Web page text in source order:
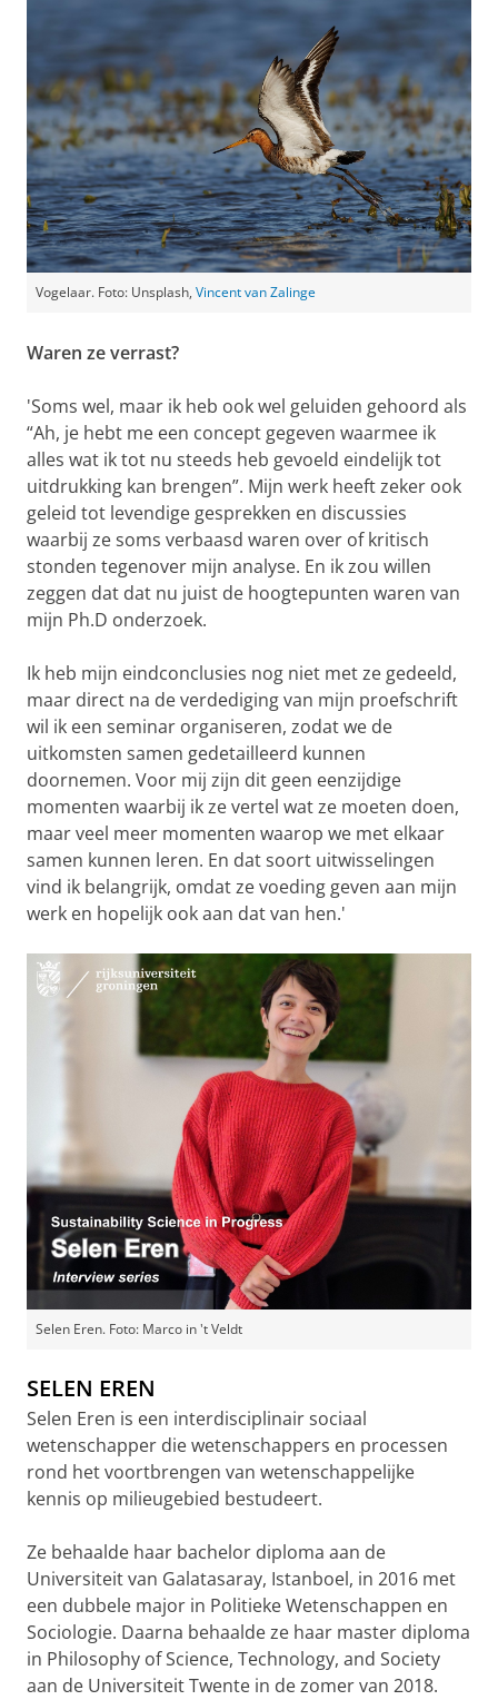
Vogelaar. Foto: Unsplash, Vincent van Zalinge
Waren ze verrast?
'Soms wel, maar ik heb ook wel geluiden gehoord als
“Ah, je hebt me een concept gegeven waarmee ik
alles wat ik tot nu steeds heb gevoeld eindelijk tot
uitdrukking kan brengen”. Mijn werk heeft zeker ook
geleid tot levendige gesprekken en discussies
waarbij ze soms verbaasd waren over of kritisch
stonden tegenover mijn analyse. En ik zou willen
zeggen dat dat nu juist de hoogtepunten waren van
mijn Ph.D onderzoek.
Ik heb mijn eindconclusies nog niet met ze gedeeld,
maar direct na de verdediging van mijn proefschrift
wil ik een seminar organiseren, zodat we de
uitkomsten samen gedetailleerd kunnen
doornemen. Voor mij zijn dit geen eenzijdige
momenten waarbij ik ze vertel wat ze moeten doen,
maar veel meer momenten waarop we met elkaar
samen kunnen leren. En dat soort uitwisselingen
vind ik belangrijk, omdat ze voeding geven aan mijn
werk en hopelijk ook aan dat van hen.'
Selen Eren. Foto: Marco in 't Veldt
SELEN EREN
Selen Eren is een interdisciplinair sociaal
wetenschapper die wetenschappers en processen
rond het voortbrengen van wetenschappelijke
kennis op milieugebied bestudeert.
Ze behaalde haar bachelor diploma aan de
Universiteit van Galatasaray, Istanboel, in 2016 met
een dubbele major in Politieke Wetenschappen en
Sociologie. Daarna behaalde ze haar master diploma
in Philosophy of Science, Technology, and Society
aan de Universiteit Twente in de zomer van 2018.